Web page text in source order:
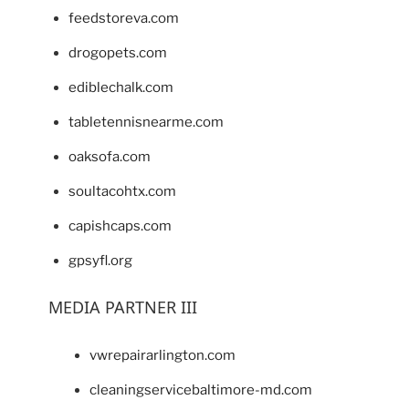
feedstoreva.com
drogopets.com
ediblechalk.com
tabletennisnearme.com
oaksofa.com
soultacohtx.com
capishcaps.com
gpsyfl.org
MEDIA PARTNER III
vwrepairarlington.com
cleaningservicebaltimore-md.com